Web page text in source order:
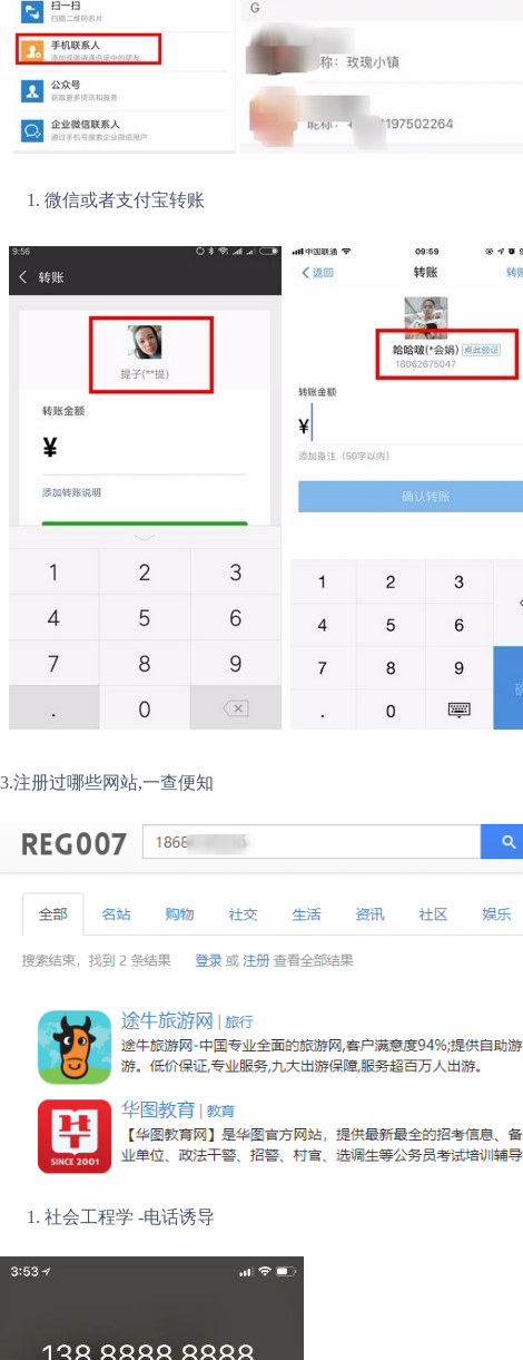
微信或者支付宝转账
3.注册过哪些网站,一查便知
社会工程学 -电话诱导